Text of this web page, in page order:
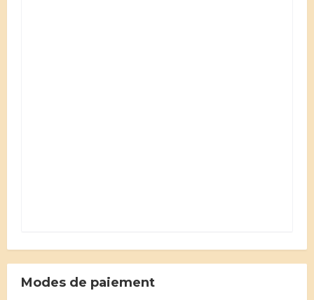
Modes de paiement